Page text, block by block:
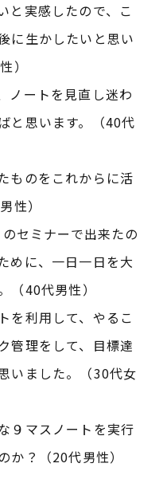
と実感したので、こ
に生かしたいと思い
）
ノートを見直し迷わ
と思います。（40代
ものをこれからに活
性）
セミナーで出来たの
めに、一日一日を大
（40代男性）
を利用して、やるこ
管理をして、目標達
いました。（30代女
９マスノートを実行
か？（20代男性）